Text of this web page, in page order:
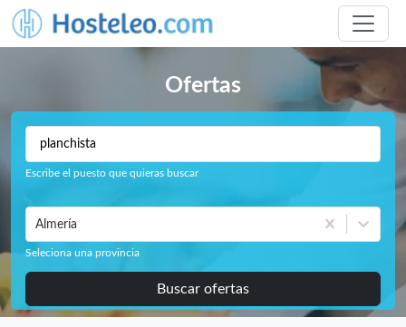
Ofertas
Escribe el puesto que quieras buscar
Almería
Seleciona una provincia
Buscar ofertas